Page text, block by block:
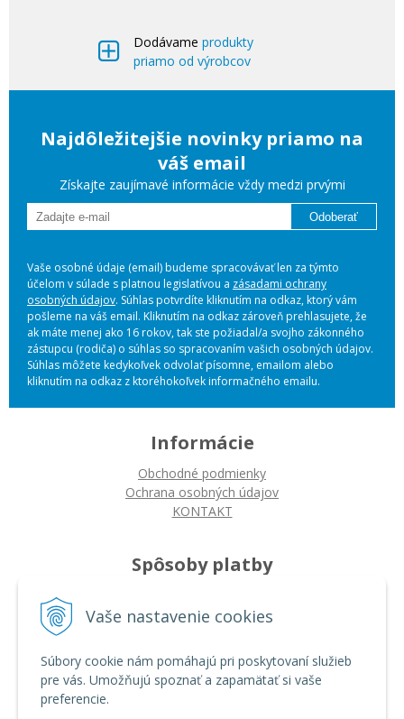
Vaše nastavenie cookies
Súbory cookie nám pomáhajú pri poskytovaní služieb
pre vás. Umožňujú spoznať a zapamätať si vaše
preferencie.
Dodávame produkty
priamo od výrobcov
Najdôležitejšie novinky priamo na
váš email
Získajte zaujímavé informácie vždy medzi prvými
Odoberať
Vaše osobné údaje (email) budeme spracovávať len za týmto
účelom v súlade s platnou legislatívou a zásadami ochrany
osobných údajov. Súhlas potvrdíte kliknutím na odkaz, ktorý vám
pošleme na váš email. Kliknutím na odkaz zároveň prehlasujete, že
ak máte menej ako 16 rokov, tak ste požiadal/a svojho zákonného
zástupcu (rodiča) o súhlas so spracovaním vašich osobných údajov.
Súhlas môžete kedykoľvek odvolať písomne, emailom alebo
kliknutím na odkaz z ktoréhokoľvek informačného emailu.
Informácie
Obchodné podmienky
Ochrana osobných údajov
KONTAKT
Spôsoby platby
Platba bankovým prevodom
Ako nakupovať